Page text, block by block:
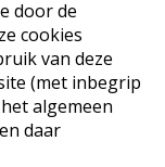
door de
cookies
van deze
(met inbegrip
algemeen
daar